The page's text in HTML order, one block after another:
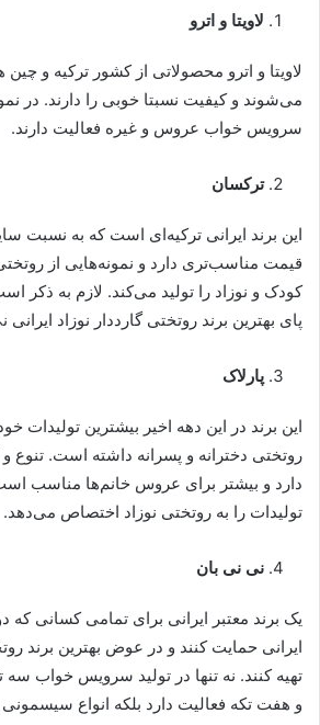
لاویتا و اترو
لاویتا و اترو محصولاتی از کشور ترکیه و چین
می‌شوند و کیفیت نسبتا خوبی را دارند. در
سرویس خواب عروس و غیره فعالیت دارند.
ترکسان
این برند ایرانی ترکیه‌ای است که به نسبت
قیمت مناسب‌تری دارد و نمونه‌هایی از
کودک و نوزاد را تولید می‌کند. لازم به ذکر
پای بهترین برند روتختی گارددار نوزاد
پارلاک
این برند در این دهه اخیر بیشترین تولیدات
روتختی دخترانه و پسرانه داشته است. تنوع
دارد و بیشتر برای عروس خانم‌ها مناسب
تولیدات را به روتختی نوزاد اختصاص می‌دهد.
نی نی بان
یک برند معتبر ایرانی برای تمامی کسانی که
ایرانی حمایت کنند و در عوض بهترین برند
تهیه کنند. نه تنها در تولید سرویس خواب سه
و هفت تکه فعالیت دارد بلکه انواع